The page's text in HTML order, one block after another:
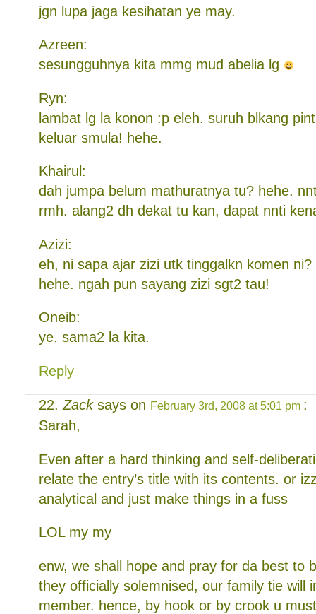
jgn lupa jaga kesihatan ye may.
Azreen:
sesungguhnya kita mmg mud abelia lg
Ryn:
lambat lg la konon :p eleh. suruh blkang
keluar smula! hehe.
Khairul:
dah jumpa belum mathuratnya tu? hehe.
rmh. alang2 dh dekat tu kan, dapat nnti
Azizi:
eh, ni sapa ajar zizi utk tinggalkn komen
hehe. ngah pun sayang zizi sgt2 tau!
Oneib:
ye. sama2 la kita.
Reply
Zacksays on February 3rd, 2008 at 5:01 pm :
Sarah,
Even after a hard thinking and self-
relate the entry’s title with its contents. or
analytical and just make things in a fuss
LOL my my
enw, we shall hope and pray for da best to
they officially solemnised, our family tie will
member. hence, by hook or by crook u